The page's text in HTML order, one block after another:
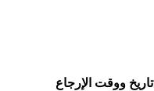
تاريخ ووقت الإرجاع